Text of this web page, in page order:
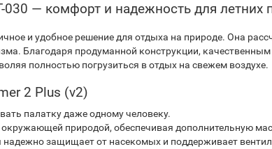
030 — комфорт и надежность для летних
и удобное решение для отдыха на природе. Она
Благодаря продуманной конструкции,
полностью погрузиться в отдых на свежем воздухе.
2 Plus (v2)
палатку даже одному человеку.
природой, обеспечивая дополнительную
надежно защищает от насекомых и поддерживает